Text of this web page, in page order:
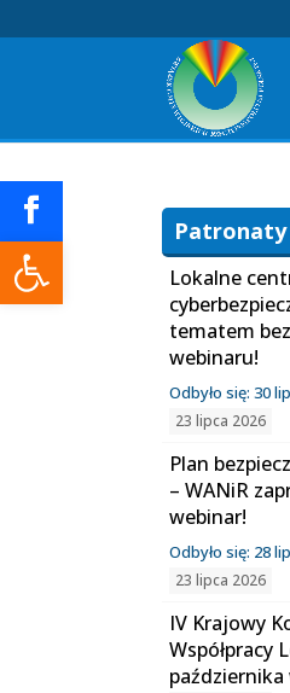
Otwórz pasek narzędzi Patronaty
Lokalne
tematem
webinaru!
Odbyło się: 30
23 lipca 2026
Plan
– WANiR
webinar!
Odbyło się: 28
23 lipca 2026
IV Krajowy
Współpracy
października